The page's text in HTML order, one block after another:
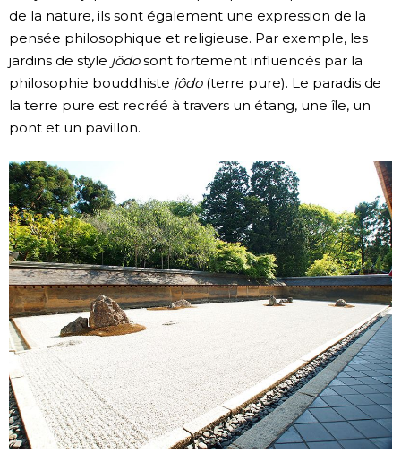
de la nature, ils sont également une expression de la
pensée philosophique et religieuse. Par exemple, les
jardins de style jôdosont fortement influencés par la
philosophie bouddhiste jôdo(terre pure). Le paradis de
la terre pure est recréé à travers un étang, une île, un
pont et un pavillon.